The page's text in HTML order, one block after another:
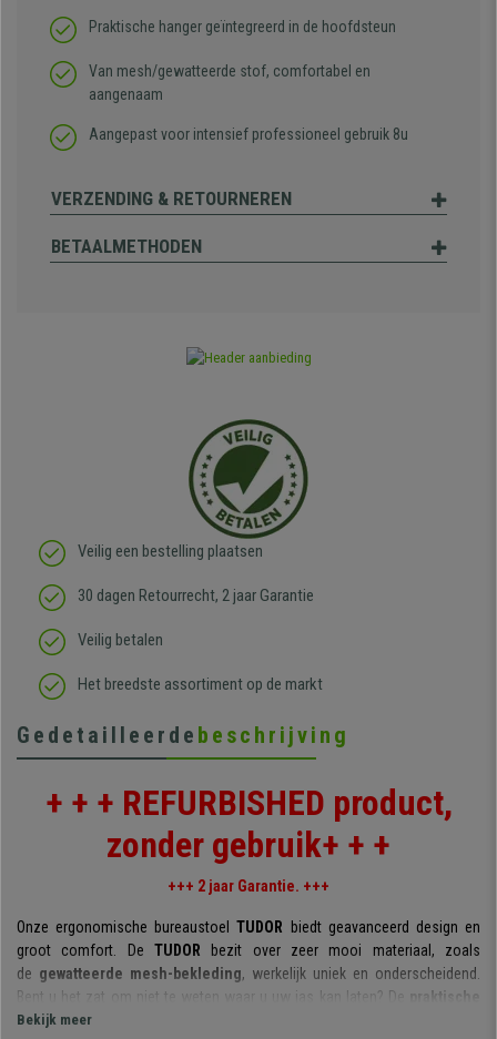
Praktische hanger geïntegreerd in de hoofdsteun
Van mesh/gewatteerde stof, comfortabel en
aangenaam
Aangepast voor intensief professioneel gebruik 8u
VERZENDING & RETOURNEREN
BETAALMETHODEN
Veilig een bestelling plaatsen
30 dagen Retourrecht, 2 jaar Garantie
Veilig betalen
Het breedste assortiment op de markt
Gedetailleerde beschrijving
+ + + REFURBISHED product,
zonder gebruik+ + +
+++ 2 jaar Garantie. +++
Onze ergonomische bureaustoelTUDOR biedt geavanceerd design en
groot comfort. De TUDOR bezit over zeer mooi materiaal, zoals
de gewatteerde mesh-bekleding, werkelijk uniek en onderscheidend.
Bent u het zat om niet te weten waar u uw jas kan laten? De
praktische
hangeris het nuttige accessoire waar u vlug niet meer zonder kunt.
Bekijk meer